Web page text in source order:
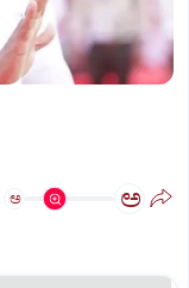
ಅ ಅ